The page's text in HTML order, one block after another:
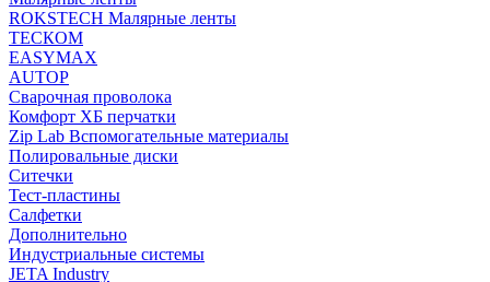
ROKSTECH Малярные ленты
ТЕСКОМ
EASYMAX
AUTOP
Сварочная проволока
Комфорт ХБ перчатки
Zip Lab Вспомогательные материалы
Полировальные диски
Ситечки
Тест-пластины
Салфетки
Дополнительно
Индустриальные системы
JETA Industry